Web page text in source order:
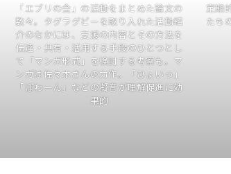
「エブリの会」の活動をまとめた論文の
数々。タグラグビーを取り入れた活動紹
介のなかには、支援の内容とその方法を
伝達・共有・活用する手段のひとつとし
て「マンガ形式」を検討する考察も。マ
ンガは佐々木さんの力作。「ひょいっ」
「ぽわーん」などの擬音が理解促進に効
果的
定期
たち